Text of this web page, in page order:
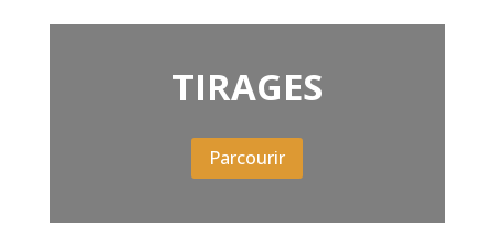
TIRAGES
Parcourir